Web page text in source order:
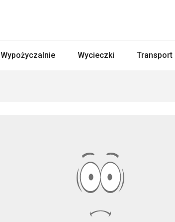
Wypożyczalnie Wycieczki Transport